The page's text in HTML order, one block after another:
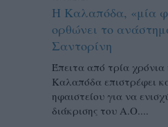
Η Καλαπόδα, «μία
ορθώνει το
Σαντορίνη
Έπειτα από τρία
Καλαπόδα επιστρέφει
ηφαιστείου για να
διάκρισης του Α.Ο....